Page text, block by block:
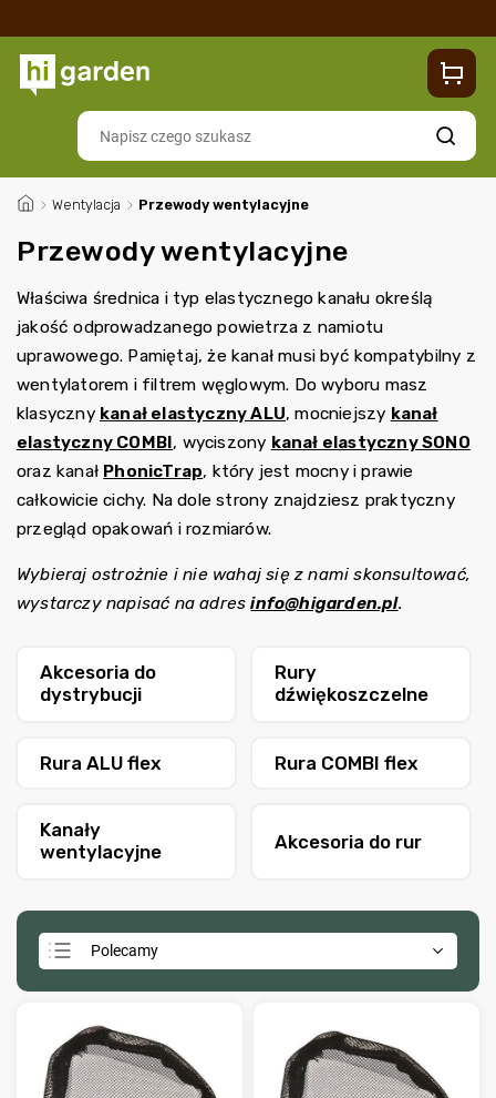
Contacts
Szukaj
/ Wentylacja / Przewody wentylacyjne
Przewody wentylacyjne
Właściwa średnica i typ elastycznego kanału określą
jakość odprowadzanego powietrza z namiotu
uprawowego. Pamiętaj, że kanał musi być kompatybilny z
wentylatorem i filtrem węglowym. Do wyboru masz
klasyczny kanał elastyczny ALU, mocniejszy kanał
elastyczny COMBI, wyciszony kanał elastyczny SONO
oraz kanał PhonicTrap, który jest mocny i prawie
całkowicie cichy. Na dole strony znajdziesz praktyczny
przegląd opakowań i rozmiarów.
Wybieraj ostrożnie i nie wahaj się z nami skonsultować,
wystarczy napisać na adresinfo@higarden.pl.
Akcesoria do
dystrybucji
Rury
dźwiękoszczelne
Rura ALU flex Rura COMBI flex
Kanały
wentylacyjne
Akcesoria do rur
Polecamy
Najtańsze
Najdroższe
Najczęściej sprzedawane
Alfabetycznie